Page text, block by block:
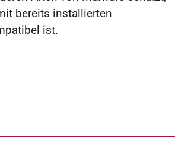
bereits installierten
ist.